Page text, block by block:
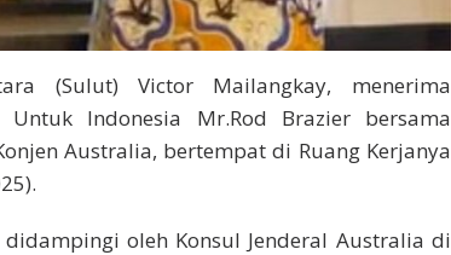
(Sulut) Victor Mailangkay, menerima
Indonesia Mr.Rod Brazier bersama
Australia, bertempat di Ruang Kerjanya
oleh Konsul Jenderal Australia di